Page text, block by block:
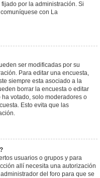
por la administración. Si
con La
ser modificadas por su
Para editar una encuesta,
siempre esta asociado a la
borrar la encuesta o editar
votado, solo moderadores o
Esto evita que las
usuarios o grupos y para
allí necesita una autorización
del foro para que se